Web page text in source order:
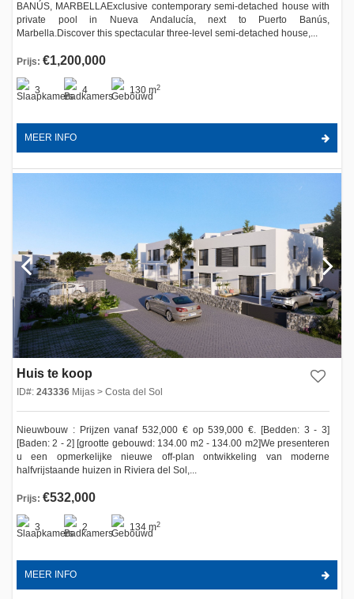
BANÚS, MARBELLAExclusive contemporary semi-detached house with
private pool in Nueva Andalucía, next to Puerto Banús,
Marbella.Discover this spectacular three-level semi-detached house,...
Prijs: €1,200,000
3 4 130 m2
MEER INFO
Huis te koop
ID#: 243336 Mijas > Costa del Sol
Nieuwbouw : Prijzen vanaf 532,000 € op 539,000 €. [Bedden: 3 - 3]
[Baden: 2 - 2] [grootte gebouwd: 134.00 m2 - 134.00 m2]We presenteren
u een opmerkelijke nieuwe off-plan ontwikkeling van moderne
halfvrijstaande huizen in Riviera del Sol,...
Prijs: €532,000
3 2 134 m2
MEER INFO